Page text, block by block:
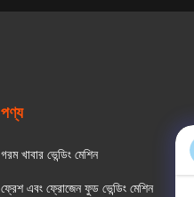
পণ্য
গরম খাবার ভেন্ডিং মেশিন
ফ্রেশ এবং ফ্রোজেন ফুড ভেন্ডিং মেশিন